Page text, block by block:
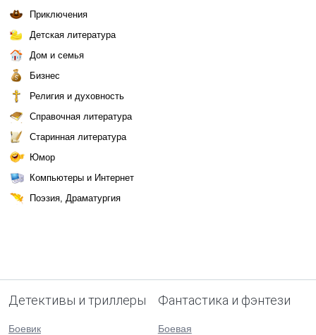
Приключения
Детская литература
Дом и семья
Бизнес
Религия и духовность
Справочная литература
Старинная литература
Юмор
Компьютеры и Интернет
Поэзия, Драматургия
Детективы и триллеры
Боевик
Фантастика и фэнтези
Боевая